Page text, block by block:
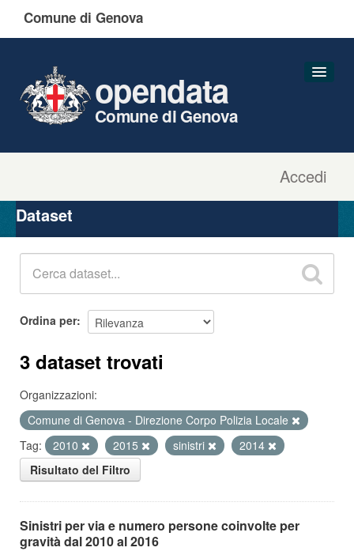
Comune di Genova
Accedi
opendata
Comune di Genova
Organizzazioni
Gruppi
Dataset
Ordina per
3 dataset trovati
Organizzazioni:
Comune di Genova - Direzione Corpo Polizia Locale
Tag:
2010 2015 sinistri
2014
Risultato del Filtro
Sinistri per via e numero persone coinvolte per
gravità dal 2010 al 2016